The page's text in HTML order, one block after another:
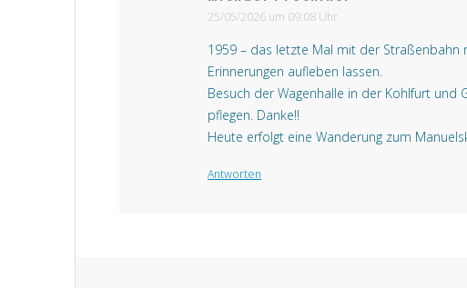
25/05/2026 um 09:08 Uhr
1959 – das letzte Mal mit der Straßenbahn
Erinnerungen aufleben lassen.
Besuch der Wagenhalle in der Kohlfurt
pflegen. Danke!!
Heute erfolgt eine Wanderung zum
Antworten